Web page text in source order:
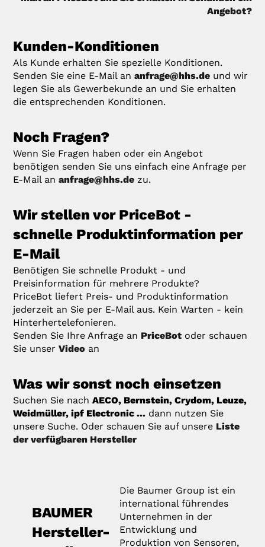
Angebot?
Kunden-Konditionen
Als Kunde erhalten Sie spezielle Konditionen.
Senden Sie eine E-Mail ananfrage@hhs.de und wir
legen Sie als Gewerbekunde an und Sie erhalten
die entsprechenden Konditionen.
Noch Fragen?
Wenn Sie Fragen haben oder ein Angebot
benötigen senden Sie uns einfach eine Anfrage per
E-Mail ananfrage@hhs.de zu.
Wir stellen vor PriceBot -
schnelle Produktinformation per
E-Mail
Benötigen Sie schnelle Produkt - und
Preisinformation für mehrere Produkte?
PriceBot liefert Preis- und Produktinformation
jederzeit an Sie per E-Mail aus. Kein Warten - kein
Hinterhertelefonieren.
Senden Sie Ihre Anfrage an PriceBot oder schauen
Sie unserVideo an
Was wir sonst noch einsetzen
Suchen Sie nachAECO, Bernstein, Crydom, Leuze,
Weidmüller, ipf Electronic ... dann nutzen Sie
unsere Suche. Oder schauen Sie auf unsere Liste
der verfügbaren Hersteller
BAUMER
Hersteller-
Die Baumer Group ist ein
international führendes
Unternehmen in der
Entwicklung und
Produktion von Sensoren,